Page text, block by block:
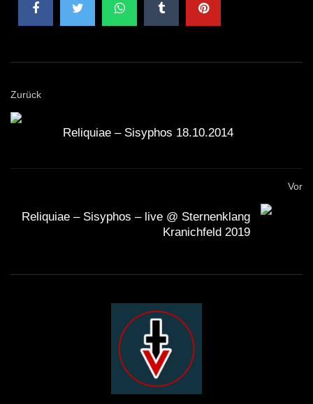
Sie ADHS hier:
https://www.instagram.com/_a.dhs_/
Hören Sie hier seine Musik:
https://soundcloud.com/adhsofficial
https://open.spotify.com/artist/
si=HOkt8COST-yUuiRKzAGuAg
Folgen Sie mir in den sozialen Netzwerken: Millennials:
https://www.tiktok.com/@patmoorecomedy
Schauen Sie sich hier die Nur-Audio-Version an:
https://open.spotify.com/show/
si=8b0a4vO2QlKIBbXmxhoy3A
Zurück
Reliquiae – Sisyphos 18.10.2014
Vor
Reliquiae – Sisyphos – live @ Sternenklang
Kranichfeld 2019